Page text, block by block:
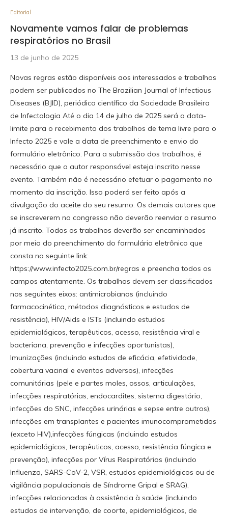
Editorial
Novamente vamos falar de problemas
respiratórios no Brasil
13 de junho de 2025
Novas regras estão disponíveis aos interessados e trabalhos
podem ser publicados no The Brazilian Journal of Infectious
Diseases (BJID), periódico científico da Sociedade Brasileira
de Infectologia Até o dia 14 de julho de 2025 será a data-
limite para o recebimento dos trabalhos de tema livre para o
Infecto 2025 e vale a data de preenchimento e envio do
formulário eletrônico. Para a submissão dos trabalhos, é
necessário que o autor responsável esteja inscrito nesse
evento. Também não é necessário efetuar o pagamento no
momento da inscrição. Isso poderá ser feito após a
divulgação do aceite do seu resumo. Os demais autores que
se inscreverem no congresso não deverão reenviar o resumo
já inscrito. Todos os trabalhos deverão ser encaminhados
por meio do preenchimento do formulário eletrônico que
consta no seguinte link:
https://www.infecto2025.com.br/regras e preencha todos os
campos atentamente. Os trabalhos devem ser classificados
nos seguintes eixos: antimicrobianos (incluindo
farmacocinética, métodos diagnósticos e estudos de
resistência), HIV/Aids e ISTs (incluindo estudos
epidemiológicos, terapêuticos, acesso, resistência viral e
bacteriana, prevenção e infecções oportunistas),
Imunizações (incluindo estudos de eficácia, efetividade,
cobertura vacinal e eventos adversos), infecções
comunitárias (pele e partes moles, ossos, articulações,
infecções respiratórias, endocardites, sistema digestório,
infecções do SNC, infecções urinárias e sepse entre outros),
infecções em transplantes e pacientes imunocomprometidos
(exceto HIV),infecções fúngicas (incluindo estudos
epidemiológicos, terapêuticos, acesso, resistência fúngica e
prevenção), infecções por Vírus Respiratórios (incluindo
Influenza, SARS-CoV-2, VSR, estudos epidemiológicos ou de
vigilância populacionais de Síndrome Gripal e SRAG),
infecções relacionadas à assistência à saúde (incluindo
estudos de intervenção, de coorte, epidemiológicos, de